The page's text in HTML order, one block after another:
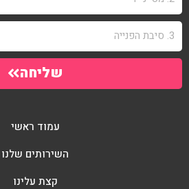
שליחה
עמוד ראשי
השירותים שלנו
קצת עלינו